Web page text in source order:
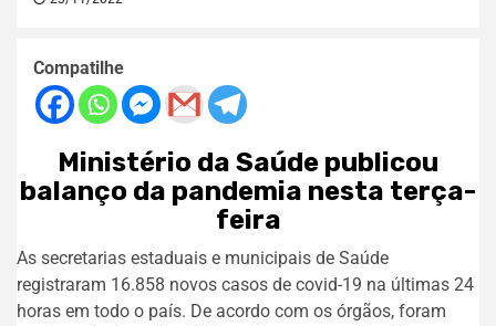
Compatilhe
Ministério da Saúde publicou
balanço da pandemia nesta terça-
feira
As secretarias estaduais e municipais de Saúde
registraram 16.858 novos casos de covid-19 na últimas 24
horas em todo o país. De acordo com os órgãos, foram